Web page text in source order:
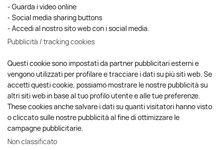
- Guarda i video online
- Social media sharing buttons
- Accedi al nostro sito web con i social media.
Pubblicità / tracking cookies
Questi cookie sono impostati da partner pubblicitari esterni e
vengono utilizzati per profilare e tracciare i dati su più siti web. Se
accetti questi cookie, possiamo mostrare le nostre pubblicità su
altri siti web in base al tuo profilo utente e alle tue preferenze.
These cookies anche salvare i dati su quanti visitatori hanno visto
o cliccato sulle nostre pubblicità al fine di ottimizzare le
campagne pubblicitarie.
Non classificato